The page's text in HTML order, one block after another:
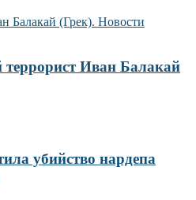
Иван Балакай
убийство нардепа